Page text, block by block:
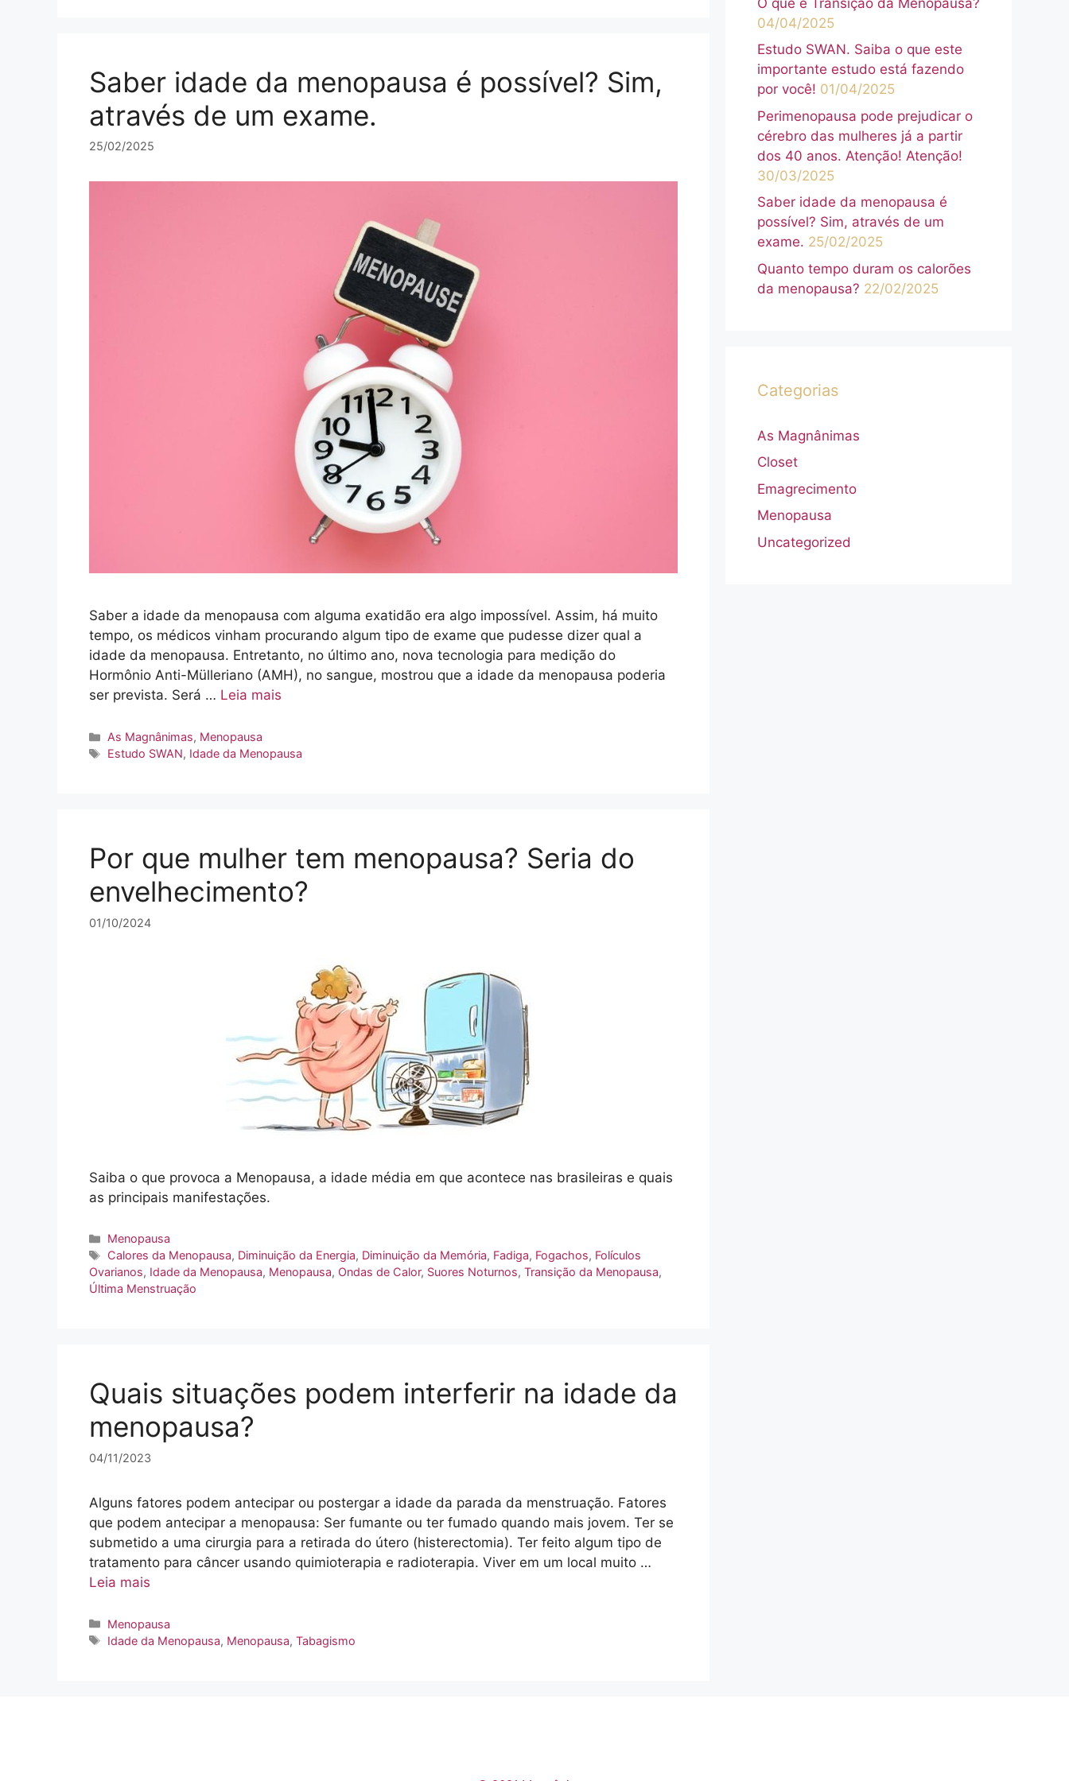
Saber idade da menopausa é possível? Sim,
através de um exame.
25/02/2025
Saber a idade da menopausa com alguma exatidão era algo impossível. Assim, há muito
tempo, os médicos vinham procurando algum tipo de exame que pudesse dizer qual a
idade da menopausa. Entretanto, no último ano, nova tecnologia para medição do
Hormônio Anti-Mülleriano (AMH), no sangue, mostrou que a idade da menopausa poderia
ser prevista. Será … Leia mais
Categorias
As Magnânimas, Menopausa
Tags
Estudo SWAN, Idade da Menopausa
Por que mulher tem menopausa? Seria do
envelhecimento?
01/10/2024
Saiba o que provoca a Menopausa, a idade média em que acontece nas brasileiras e quais
as principais manifestações.
Categorias
Menopausa
Tags
Calores da Menopausa, Diminuição da Energia, Diminuição da Memória, Fadiga, Fogachos, Folículos
Ovarianos, Idade da Menopausa, Menopausa, Ondas de Calor, Suores Noturnos, Transição da Menopausa,
Última Menstruação
Quais situações podem interferir na idade da
menopausa?
04/11/2023
Alguns fatores podem antecipar ou postergar a idade da parada da menstruação. Fatores
que podem antecipar a menopausa: Ser fumante ou ter fumado quando mais jovem. Ter se
submetido a uma cirurgia para a retirada do útero (histerectomia). Ter feito algum tipo de
tratamento para câncer usando quimioterapia e radioterapia. Viver em um local muito …
Leia mais
Categorias
Menopausa
Tags
Idade da Menopausa, Menopausa,Tabagismo
04/04/2025
Estudo SWAN. Saiba o que este
importante estudo está fazendo
por você! 01/04/2025
Perimenopausa pode prejudicar o
cérebro das mulheres já a partir
dos 40 anos. Atenção! Atenção!
30/03/2025
Saber idade da menopausa é
possível? Sim, através de um
exame. 25/02/2025
Quanto tempo duram os calorões
da menopausa? 22/02/2025
Categorias
As Magnânimas
Closet
Emagrecimento
Menopausa
Uncategorized